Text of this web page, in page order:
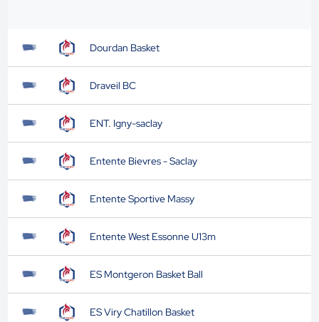
Dourdan Basket
Draveil BC
ENT. Igny-saclay
Entente Bievres - Saclay
Entente Sportive Massy
Entente West Essonne U13m
ES Montgeron Basket Ball
ES Viry Chatillon Basket